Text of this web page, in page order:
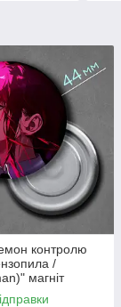
контролю
/
магніт
мм